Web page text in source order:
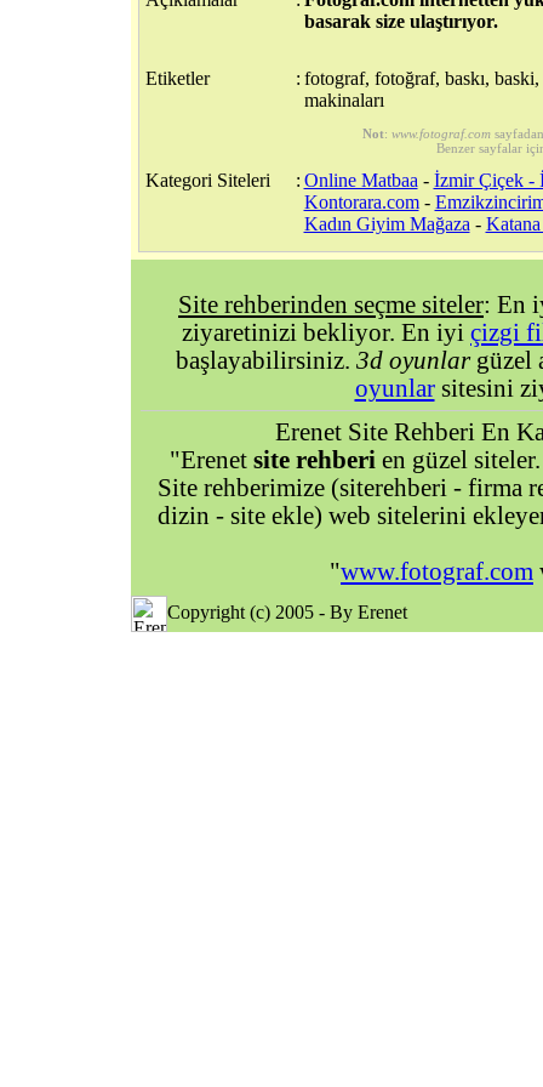
basarak size ulaştırıyor.
Etiketler : fotograf, fotoğraf, baskı,
makinaları
Not: www.fotograf.com
Benzer sayfalar
Kategori Siteleri : Online Matbaa - İzmir Çiçek -
Kontorara.com-
Kadın Giyim Mağaza -
Site rehberinden seçme siteler: En
ziyaretinizi bekliyor. En iyi çizgi
başlayabilirsiniz. 3d oyunlargüzel
oyunlarsitesini
Erenet Site Rehberi En
"Erenet site rehberi en güzel
Site rehberimize (siterehberi - firma
dizin - site ekle) web sitelerini
"www.fotograf.com
Copyright (c) 2005 - By Erenet